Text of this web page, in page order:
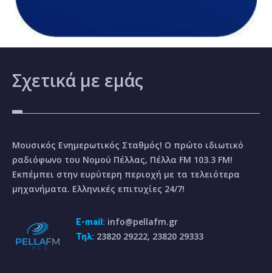
Σχετικά με εμάς
Μουσικός Ενημερωτικός Σταθμός! Ο πρώτο ιδιωτικό
ραδιόφωνο του Νομού Πέλλας, Πέλλα FM 103.3 FM!
Εκπέμπει στην ευρύτερη περιοχή με τα τελειότερα
μηχανήματα. Ελληνικές επιτυχίες 24/7!
E-mail: info@pellafm.gr
Τηλ: 23820 29222, 23820 29333